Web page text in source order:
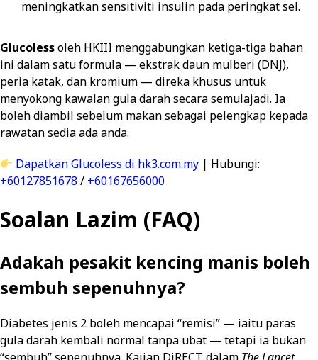
meningkatkan sensitiviti insulin pada peringkat sel.
Glucolessoleh HKIII menggabungkan ketiga-tiga bahan
ini dalam satu formula — ekstrak daun mulberi (DNJ),
peria katak, dan kromium — direka khusus untuk
menyokong kawalan gula darah secara semulajadi. Ia
boleh diambil sebelum makan sebagai pelengkap kepada
rawatan sedia ada anda.
Dapatkan Glucoless di hk3.com.my | Hubungi:
+60127851678 / +60167656000
Soalan Lazim (FAQ)
Adakah pesakit kencing manis boleh
sembuh sepenuhnya?
Diabetes jenis 2 boleh mencapai “remisi” — iaitu paras
gula darah kembali normal tanpa ubat — tetapi ia bukan